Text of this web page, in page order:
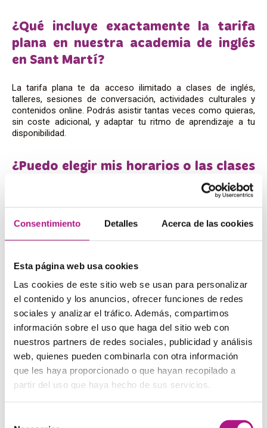
Consentimiento Detalles Acerca de las cookies
Esta página web usa cookies
Las cookies de este sitio web se usan para personalizar
el contenido y los anuncios, ofrecer funciones de redes
sociales y analizar el tráfico. Además, compartimos
información sobre el uso que haga del sitio web con
nuestros partners de redes sociales, publicidad y análisis
web, quienes pueden combinarla con otra información
que les haya proporcionado o que hayan recopilado a
partir del uso que haya hecho de sus servicios.
¿Qué incluye exactamente la tarifa
plana en nuestra academia de inglés
en Sant Martí?
La tarifa plana te da acceso ilimitado a clases de inglés,
talleres, sesiones de conversación, actividades culturales y
contenidos online. Podrás asistir tantas veces como quieras,
sin coste adicional, y adaptar tu ritmo de aprendizaje a tu
disponibilidad.
¿Puedo elegir mis horarios o las clases
En What’s Up! Sant Martí contamos con una amplia oferta de
horarios y grupos reducidos, lo que te permite reservar tus
¿Qué diferencia a What´s Up! de otras
academias de inglés?
Nos diferenciamos por nuestro método 100%
conversacional, la tarifa plana de clases ilimitadas, el
ambiente cercano y dinámico, y la calidad de nuestros
profesores nativos y bilingües. Además, ofrecemos una
experiencia inmersiva que va más allá del aula, con eventos y
actividades para practicar inglés de forma natural.
¿Cómo son las clases en nuestra